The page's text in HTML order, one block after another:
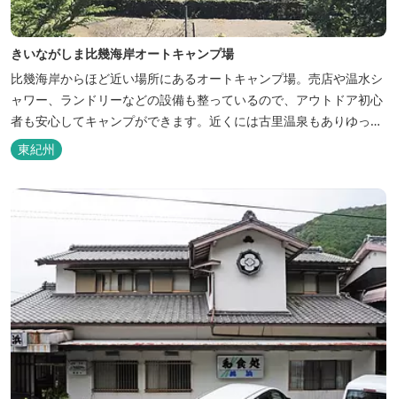
きいながしま比幾海岸オートキャンプ場
比幾海岸からほど近い場所にあるオートキャンプ場。売店や温水シ
ャワー、ランドリーなどの設備も整っているので、アウトドア初心
者も安心してキャンプができます。近くには古里温泉もありゆっく
りのんびり過ごしたい方に最高！
東紀州